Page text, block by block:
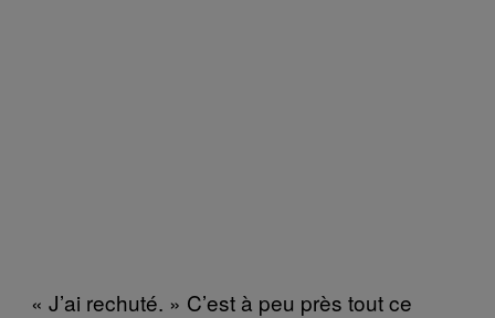
« J’ai rechuté. » C’est à peu près tout ce